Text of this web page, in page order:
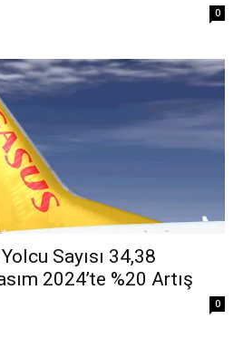
0
Sayısı 34,38
2024’te %20 Artış
0